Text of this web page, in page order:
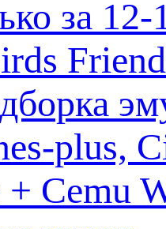
за
plus,
Cemu